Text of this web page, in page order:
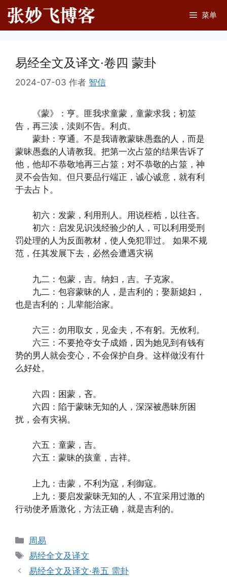
跳
至
内
菜单
易经全文及译文·卷四 蒙卦
2024-07-03 作者 智信
《蒙》：亨。匪我求童蒙，童蒙求我；初筮
告，再三渎，渎则不告。利贞。
蒙卦：亨通。不是我请教蒙昧愚蠢的人，而是
蒙昧愚蠢的人请教我。把第一次占筮的结果告诉了
他，他却不恭敬地再三占筮；对不恭敬的占筮，神
灵不会告知。但只要品行端正，诚心诚意，就有利
于去占卜。
初六：发蒙，利用刑人。用说桎梏，以往吝。
初六：启发见识浅经验少的人，可以利用受刑
罚处理的人为反面教材，使人免犯罪过。 如果不规
范，任其发展下去，必然会遭遇灾祸
九二：包蒙，吉。纳妇，吉。子克家。
九二：包容蒙昧的人，是吉利的；娶新媳妇，
也是吉利的；儿辈能治家。
六三：勿用取女，见金夫，不有躬。无攸利。
六三：不要抢夺女子成婚，因为她见到有钱有
势的男人就会变心，不会保护自身。这样做没有什
么好处。
六四：困蒙，吝。
六四：陷于蒙昧无知的人，深深被愚昧所困
扰，会有灾祸。
六五：童蒙，吉。
六五：蒙昧的孩童，吉祥。
上九：击蒙，不利为寇，利御寇。
上九：要启发蒙昧无知的人，不宜采用过激的
行动使矛盾激化，方法正确，就是吉利的。
分
类
周易
标
签
易经全文及译文
易经全文及译文·卷五 需卦